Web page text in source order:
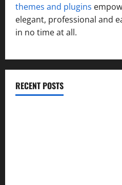
themes and plugins
elegant, professional and
in no time at all.
RECENT POSTS